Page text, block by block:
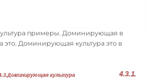
примеры. Доминирующая в
это. Доминирующая культура это в